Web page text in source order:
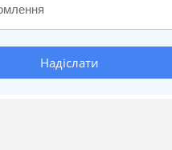
Надіслати